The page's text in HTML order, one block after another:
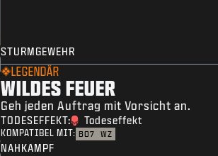
STURMGEWEHR
LEGENDÄR
WILDES FEUER
Geh jeden Auftrag mit Vorsicht an.
TODESEFFEKT: Todeseffekt
KOMPATIBEL MIT: BO7 WZ
NAHKAMPF